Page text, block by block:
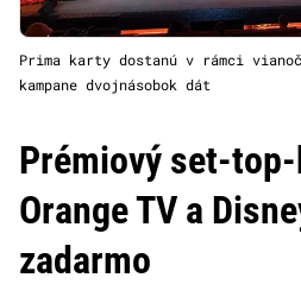
Prima karty dostanú v rámci
kampane dvojnásobok dát
Prémiový set-
Orange TV a
zadarmo